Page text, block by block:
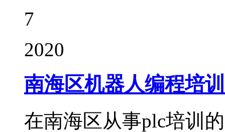
7
2020
南海区机器人编程培
在南海区从事plc培训